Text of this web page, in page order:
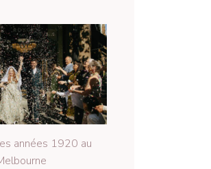
années 1920 au